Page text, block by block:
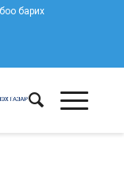
барих